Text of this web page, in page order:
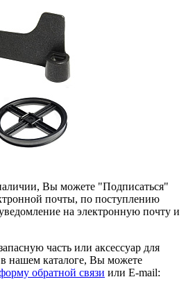
Вы можете "Подписаться"
почты, по поступлению
на электронную почту и
часть или аксессуар для
в нашем каталоге, Вы можете
обратной связи или E-mail: